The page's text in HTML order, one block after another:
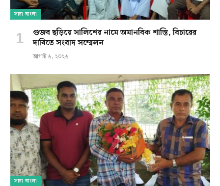
সারা বাংলা
গুজব ছড়িয়ে সালিশের নামে অমানবিক শাস্তি, বিচারের
দাবিতে সংবাদ সম্মেলন
আগস্ট ৬, ২০২৬
সারা বাংলা